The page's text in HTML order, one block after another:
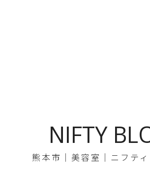
NIFTY
熊本市｜美容室｜ニフティ